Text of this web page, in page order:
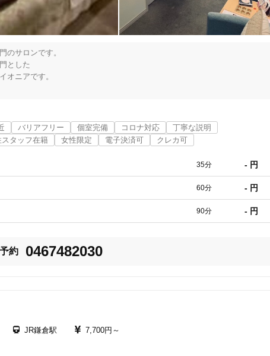
のサロンです。
とした
オニアです。
てゆとりある育児生活は、
考えています。
不良に見舞われましたが、
まご」を開設いたしました。
おります。
まに受けていただきたいと願っています。
バリアフリー 個室完備 コロナ対応
丁寧な説明
スタッフ在籍 女性限定 電子決済可 クレカ可
35分 - 円
60分 - 円
90分 - 円
約 0467482030
JR鎌倉駅
7,700円～